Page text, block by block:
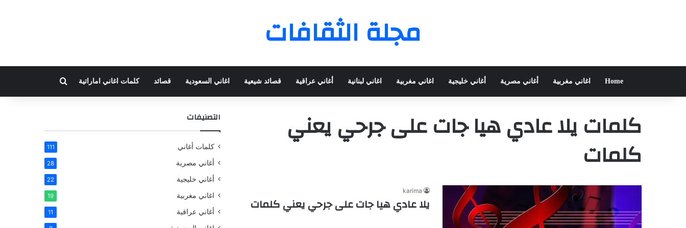
مجلة الثقافات
Home اغاني مغربية أغاني مصرية أغاني خليجية اغاني مغربية اغاني لبنانية أغاني عراقية قصائد شيعية اغاني السعودية قصائد كلمات اغاني اماراتية
كلمات يلا عادي هيا جات على جرحي يعني
كلمات
karima
يلا عادي هيا جات على جرحي يعني كلمات
التصنيفات
كلمات أغاني 111
أغاني مصرية 28
أغاني خليجية 22
اغاني مغربية 19
أغاني عراقية 11